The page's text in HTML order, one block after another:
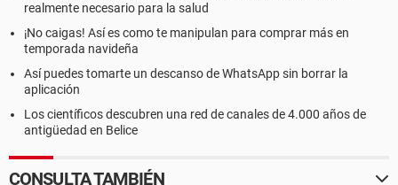
realmente necesario para la salud
¡No caigas! Así es como te manipulan para comprar más en
temporada navideña
Así puedes tomarte un descanso de WhatsApp sin borrar la
aplicación
Los científicos descubren una red de canales de 4.000 años de
antigüedad en Belice
CONSULTA TAMBIÉN